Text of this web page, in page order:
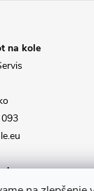
na kole